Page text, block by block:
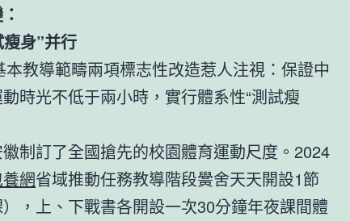
身”并行
教導範疇兩項標志性改造惹人注視：保證中
時光不低于兩小時，實行體系性“測試瘦
制訂了全國搶先的校園體育運動尺度。2024
網省域推動任務教導階段黌舍天天開設1節
，上、下戰書各開設一次30分鐘年夜課間體